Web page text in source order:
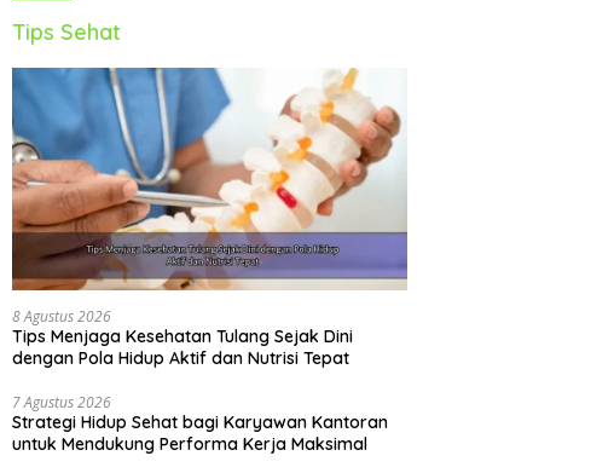
Tips Sehat
8 Agustus 2026
Tips Menjaga Kesehatan Tulang Sejak Dini
dengan Pola Hidup Aktif dan Nutrisi Tepat
7 Agustus 2026
Strategi Hidup Sehat bagi Karyawan Kantoran
untuk Mendukung Performa Kerja Maksimal